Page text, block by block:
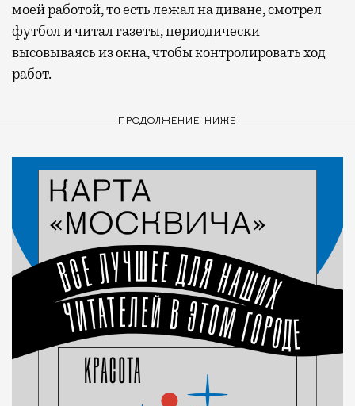
моей работой, то есть лежал на диване, смотрел
футбол и читал газеты, периодически
высовываясь из окна, чтобы контролировать ход
работ.
ПРОДОЛЖЕНИЕ НИЖЕ